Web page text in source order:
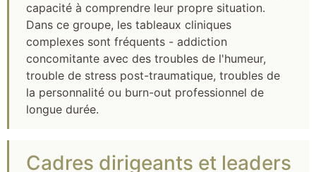
capacité à comprendre leur propre situation.
Dans ce groupe, les tableaux cliniques
complexes sont fréquents - addiction
concomitante avec des troubles de l'humeur,
trouble de stress post-traumatique, troubles de
la personnalité ou burn-out professionnel de
longue durée.
Cadres dirigeants et leaders